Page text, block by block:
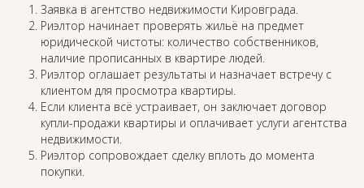
Заявка в агентство недвижимости Кировграда.
Риэлтор начинает проверять жильё на предмет
юридической чистоты: количество собственников,
наличие прописанных в квартире людей.
Риэлтор оглашает результаты и назначает встречу с
клиентом для просмотра квартиры.
Если клиента всё устраивает, он заключает договор
купли-продажи квартиры и оплачивает услуги агентства
недвижимости.
Риэлтор сопровождает сделку вплоть до момента
покупки.